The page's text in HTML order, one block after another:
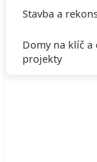
Stavba a
Domy na klíč a
projekty